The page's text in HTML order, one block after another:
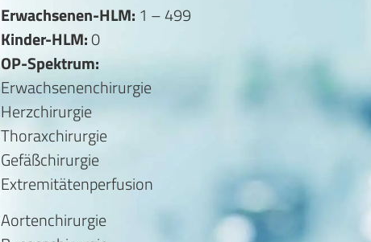
Erwachsenen-HLM: 1 – 499
Kinder-HLM:0
OP-Spektrum:
Erwachsenenchirurgie
Herzchirurgie
Thoraxchirurgie
Gefäßchirurgie
Extremitätenperfusion
Aortenchirurgie